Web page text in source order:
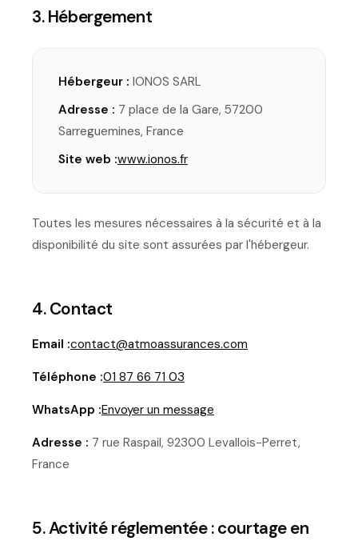
3. Hébergement
Hébergeur : IONOS SARL
Adresse : 7 place de la Gare, 57200
Sarreguemines, France
Site web :www.ionos.fr
Toutes les mesures nécessaires à la sécurité et à la
disponibilité du site sont assurées par l'hébergeur.
4. Contact
Email :contact@atmoassurances.com
Téléphone :01 87 66 71 03
WhatsApp :Envoyer un message
Adresse : 7 rue Raspail, 92300 Levallois-Perret,
France
5. Activité réglementée : courtage en